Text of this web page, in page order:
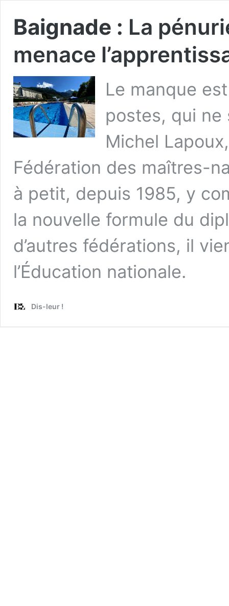
Baignade : La
menace
Le manque
postes, qui ne
Michel
Fédération des maîtres-
à petit, depuis 1985, y
la nouvelle formule du
d’autres fédérations, il
l’Éducation nationale.
Dis-leur !